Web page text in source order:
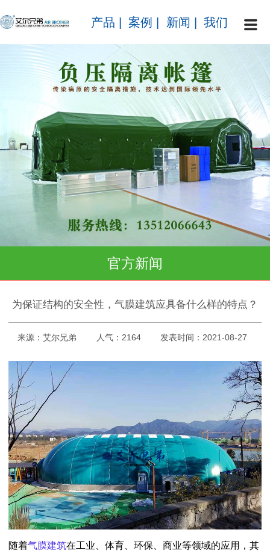
产品 案例 新闻 我们
官方新闻
为保证结构的安全性，气膜建筑应具备什么样的特点？
来源：艾尔兄弟 人气：2164 发表时间：2021-08-27
随着气膜建筑在工业、体育、环保、商业等领域的应用，其